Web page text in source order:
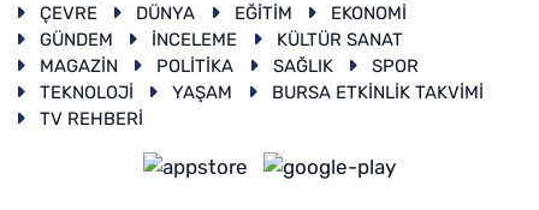
ÇEVRE
DÜNYA EĞİTİM
EKONOMİ
GÜNDEM
İNCELEME
KÜLTÜR SANAT
MAGAZİN
POLİTİKA SAĞLIK
SPOR
TEKNOLOJİ
YAŞAM
BURSA ETKİNLİK TAKVİMİ
TV REHBERİ